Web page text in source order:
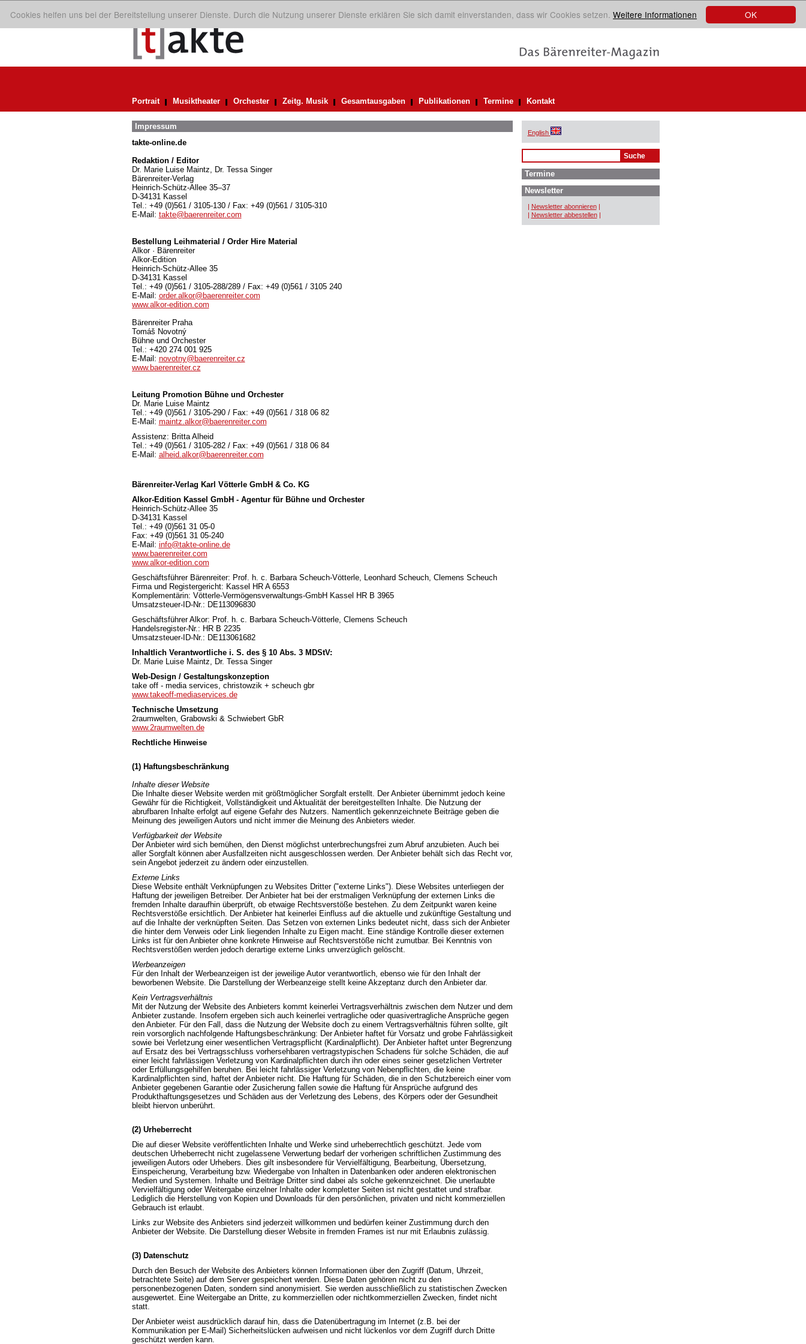
OK
Cookies helfen uns bei der Bereitstellung unserer Dienste. Durch die Nutzung unserer Dienste erklären Sie sich damit einverstanden, dass wir Cookies setzen. Weitere Informationen
Portrait Musiktheater Orchester Zeitg. Musik Gesamtausgaben Publikationen Termine Kontakt
Impressum
takte-online.de
Redaktion / Editor
Dr. Marie Luise Maintz, Dr. Tessa Singer
Bärenreiter-Verlag
Heinrich-Schütz-Allee 35–37
D-34131 Kassel
Tel.: +49 (0)561 / 3105-130 / Fax: +49 (0)561 / 3105-310
E-Mail: takte@baerenreiter.com
Bestellung Leihmaterial / Order Hire Material
Alkor · Bärenreiter
Alkor-Edition
Heinrich-Schütz-Allee 35
D-34131 Kassel
Tel.: +49 (0)561 / 3105-288/289 / Fax: +49 (0)561 / 3105 240
E-Mail: order.alkor@baerenreiter.com
www.alkor-edition.com
Bärenreiter Praha
Tomáš Novotný
Bühne und Orchester
Tel.: +420 274 001 925
E-Mail: novotny@baerenreiter.cz
www.baerenreiter.cz
Leitung Promotion Bühne und Orchester
Dr. Marie Luise Maintz
Tel.: +49 (0)561 / 3105-290 / Fax: +49 (0)561 / 318 06 82
E-Mail: maintz.alkor@baerenreiter.com
Assistenz: Britta Alheid
Tel.: +49 (0)561 / 3105-282 / Fax: +49 (0)561 / 318 06 84
E-Mail: alheid.alkor@baerenreiter.com
Bärenreiter-Verlag Karl Vötterle GmbH & Co. KG
Alkor-Edition Kassel GmbH - Agentur für Bühne und Orchester
Heinrich-Schütz-Allee 35
D-34131 Kassel
Tel.: +49 (0)561 31 05-0
Fax: +49 (0)561 31 05-240
E-Mail: info@takte-online.de
www.baerenreiter.com
www.alkor-edition.com
Geschäftsführer Bärenreiter: Prof. h. c. Barbara Scheuch-Vötterle, Leonhard Scheuch, Clemens Scheuch
Firma und Registergericht: Kassel HR A 6553
Komplementärin: Vötterle-Vermögensverwaltungs-GmbH Kassel HR B 3965
Umsatzsteuer-ID-Nr.: DE113096830
Geschäftsführer Alkor: Prof. h. c. Barbara Scheuch-Vötterle, Clemens Scheuch
Handelsregister-Nr.: HR B 2235
Umsatzsteuer-ID-Nr.: DE113061682
Inhaltlich Verantwortliche i. S. des § 10 Abs. 3 MDStV:
Dr. Marie Luise Maintz, Dr. Tessa Singer
Web-Design / Gestaltungskonzeption
take off - media services, christowzik + scheuch gbr
www.takeoff-mediaservices.de
Technische Umsetzung
2raumwelten, Grabowski & Schwiebert GbR
www.2raumwelten.de
Rechtliche Hinweise
(1) Haftungsbeschränkung
Inhalte dieser Website
Die Inhalte dieser Website werden mit größtmöglicher Sorgfalt erstellt. Der Anbieter übernimmt jedoch keine
Gewähr für die Richtigkeit, Vollständigkeit und Aktualität der bereitgestellten Inhalte. Die Nutzung der
abrufbaren Inhalte erfolgt auf eigene Gefahr des Nutzers. Namentlich gekennzeichnete Beiträge geben die
Meinung des jeweiligen Autors und nicht immer die Meinung des Anbieters wieder.
Verfügbarkeit der Website
Der Anbieter wird sich bemühen, den Dienst möglichst unterbrechungsfrei zum Abruf anzubieten. Auch bei
aller Sorgfalt können aber Ausfallzeiten nicht ausgeschlossen werden. Der Anbieter behält sich das Recht vor,
sein Angebot jederzeit zu ändern oder einzustellen.
Externe Links
Diese Website enthält Verknüpfungen zu Websites Dritter ("externe Links"). Diese Websites unterliegen der
Haftung der jeweiligen Betreiber. Der Anbieter hat bei der erstmaligen Verknüpfung der externen Links die
fremden Inhalte daraufhin überprüft, ob etwaige Rechtsverstöße bestehen. Zu dem Zeitpunkt waren keine
Rechtsverstöße ersichtlich. Der Anbieter hat keinerlei Einfluss auf die aktuelle und zukünftige Gestaltung und
auf die Inhalte der verknüpften Seiten. Das Setzen von externen Links bedeutet nicht, dass sich der Anbieter
die hinter dem Verweis oder Link liegenden Inhalte zu Eigen macht. Eine ständige Kontrolle dieser externen
Links ist für den Anbieter ohne konkrete Hinweise auf Rechtsverstöße nicht zumutbar. Bei Kenntnis von
Rechtsverstößen werden jedoch derartige externe Links unverzüglich gelöscht.
Werbeanzeigen
Für den Inhalt der Werbeanzeigen ist der jeweilige Autor verantwortlich, ebenso wie für den Inhalt der
beworbenen Website. Die Darstellung der Werbeanzeige stellt keine Akzeptanz durch den Anbieter dar.
Kein Vertragsverhältnis
Mit der Nutzung der Website des Anbieters kommt keinerlei Vertragsverhältnis zwischen dem Nutzer und dem
Anbieter zustande. Insofern ergeben sich auch keinerlei vertragliche oder quasivertragliche Ansprüche gegen
den Anbieter. Für den Fall, dass die Nutzung der Website doch zu einem Vertragsverhältnis führen sollte, gilt
rein vorsorglich nachfolgende Haftungsbeschränkung: Der Anbieter haftet für Vorsatz und grobe Fahrlässigkeit
sowie bei Verletzung einer wesentlichen Vertragspflicht (Kardinalpflicht). Der Anbieter haftet unter Begrenzung
auf Ersatz des bei Vertragsschluss vorhersehbaren vertragstypischen Schadens für solche Schäden, die auf
einer leicht fahrlässigen Verletzung von Kardinalpflichten durch ihn oder eines seiner gesetzlichen Vertreter
oder Erfüllungsgehilfen beruhen. Bei leicht fahrlässiger Verletzung von Nebenpflichten, die keine
Kardinalpflichten sind, haftet der Anbieter nicht. Die Haftung für Schäden, die in den Schutzbereich einer vom
Anbieter gegebenen Garantie oder Zusicherung fallen sowie die Haftung für Ansprüche aufgrund des
Produkthaftungsgesetzes und Schäden aus der Verletzung des Lebens, des Körpers oder der Gesundheit
bleibt hiervon unberührt.
(2) Urheberrecht
Die auf dieser Website veröffentlichten Inhalte und Werke sind urheberrechtlich geschützt. Jede vom
deutschen Urheberrecht nicht zugelassene Verwertung bedarf der vorherigen schriftlichen Zustimmung des
jeweiligen Autors oder Urhebers. Dies gilt insbesondere für Vervielfältigung, Bearbeitung, Übersetzung,
Einspeicherung, Verarbeitung bzw. Wiedergabe von Inhalten in Datenbanken oder anderen elektronischen
Medien und Systemen. Inhalte und Beiträge Dritter sind dabei als solche gekennzeichnet. Die unerlaubte
Vervielfältigung oder Weitergabe einzelner Inhalte oder kompletter Seiten ist nicht gestattet und strafbar.
Lediglich die Herstellung von Kopien und Downloads für den persönlichen, privaten und nicht kommerziellen
Gebrauch ist erlaubt.
Links zur Website des Anbieters sind jederzeit willkommen und bedürfen keiner Zustimmung durch den
Anbieter der Website. Die Darstellung dieser Website in fremden Frames ist nur mit Erlaubnis zulässig.
(3) Datenschutz
Durch den Besuch der Website des Anbieters können Informationen über den Zugriff (Datum, Uhrzeit,
betrachtete Seite) auf dem Server gespeichert werden. Diese Daten gehören nicht zu den
personenbezogenen Daten, sondern sind anonymisiert. Sie werden ausschließlich zu statistischen Zwecken
ausgewertet. Eine Weitergabe an Dritte, zu kommerziellen oder nichtkommerziellen Zwecken, findet nicht
statt.
Der Anbieter weist ausdrücklich darauf hin, dass die Datenübertragung im Internet (z.B. bei der
Kommunikation per E-Mail) Sicherheitslücken aufweisen und nicht lückenlos vor dem Zugriff durch Dritte
geschützt werden kann.
English
Termine
Newsletter
| Newsletter abonnieren |
| Newsletter abbestellen |